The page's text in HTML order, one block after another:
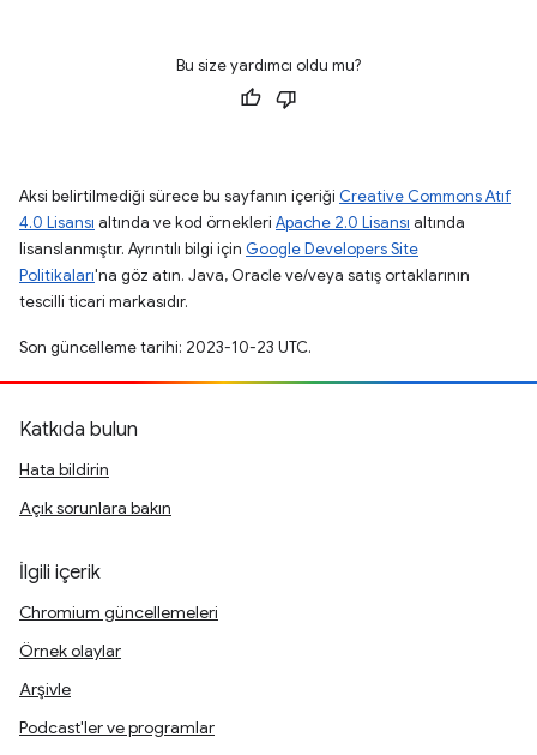
Bu size yardımcı oldu mu?
Aksi belirtilmediği sürece bu sayfanın içeriği Creative Commons Atıf
4.0 Lisansı altında ve kod örnekleri Apache 2.0 Lisansı altında
lisanslanmıştır. Ayrıntılı bilgi için Google Developers Site
Politikaları'na göz atın. Java, Oracle ve/veya satış ortaklarının
tescilli ticari markasıdır.
Son güncelleme tarihi: 2023-10-23 UTC.
Katkıda bulun
Hata bildirin
Açık sorunlara bakın
İlgili içerik
Chromium güncellemeleri
Örnek olaylar
Arşivle
Podcast'ler ve programlar